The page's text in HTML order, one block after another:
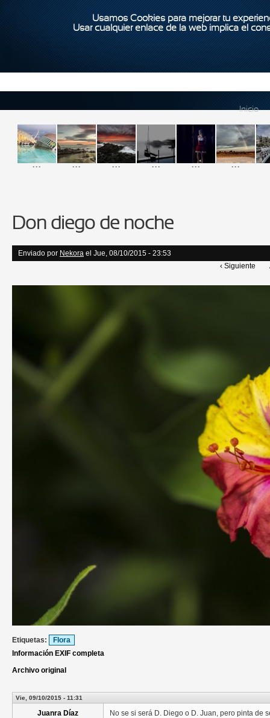
Usamos Cookies para mejorar tu
Usar cualquier enlace de la web implica el
Inicio
... ... ... ... ... ...
Don diego de noche
Enviado por Nekora el Jue, 08/10/2015 - 23:53
‹ Siguiente
Etiquetas:
Flora
Información EXIF completa
Archivo original
Vie, 09/10/2015 - 11:31
Juanra Díaz No se si será D. Diego o D. Juan, pero pinta de